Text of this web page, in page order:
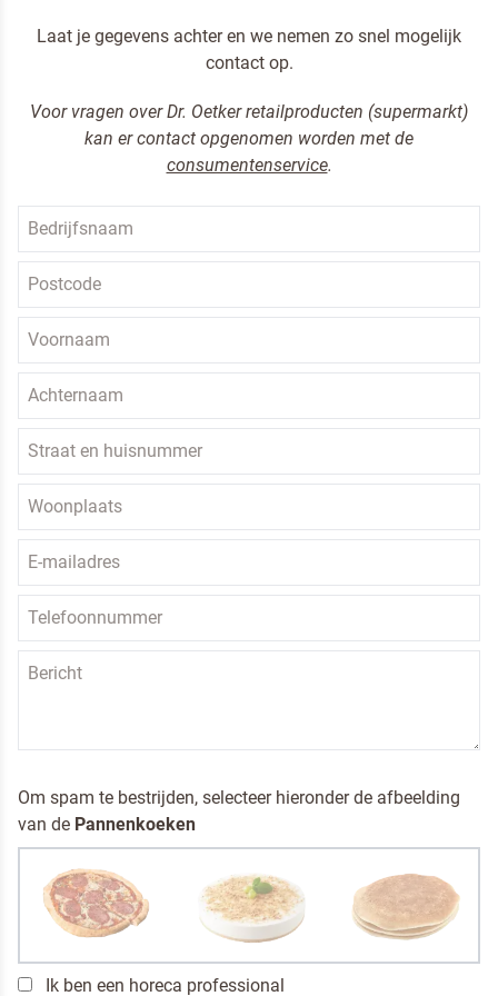
Door op versturen te klikken, ga je akkoord met onze voorwaarden.
VERSTUREN
Laat je gegevens achter en we nemen zo snel mogelijk
contact op.
Voor vragen over Dr. Oetker retailproducten (supermarkt)
kan er contact opgenomen worden met de
consumentenservice.
Om spam te bestrijden, selecteer hieronder de afbeelding
van de Pannenkoeken
Ik ben een horeca professional